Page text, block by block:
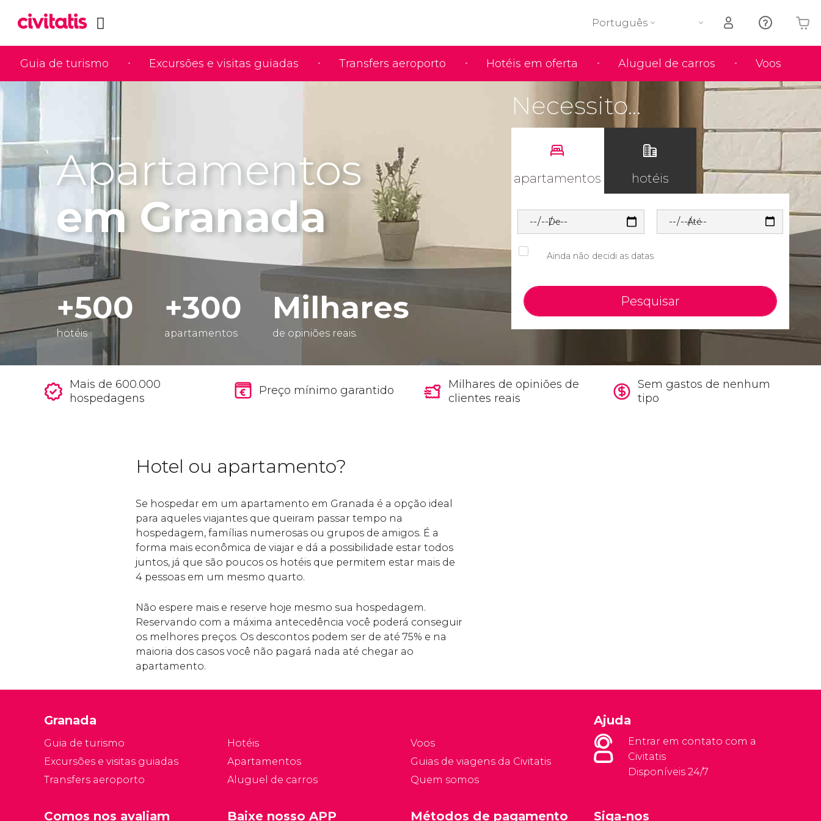
Guia de turismo Excursões e visitas guiadas Transfers aeroporto Hotéis em oferta Aluguel de carros Voos
Português
O seu carrinho está vazio
Apartamentos
em Granada
+500
hotéis
+300
apartamentos
Milhares
de opiniões reais.
Necessito...
apartamentos hotéis
De Até
Ainda não decidi as datas
Pesquisar
Mais de 600.000
hospedagens
Preço mínimo garantido
Milhares de opiniões de
clientes reais
Sem gastos de nenhum
tipo
Hotel ou apartamento?
Se hospedar em um apartamento em Granada é a opção ideal
para aqueles viajantes que queiram passar tempo na
hospedagem, famílias numerosas ou grupos de amigos. É a
forma mais econômica de viajar e dá a possibilidade estar todos
juntos, já que são poucos os hotéis que permitem estar mais de
4 pessoas em um mesmo quarto.
Não espere mais e reserve hoje mesmo sua hospedagem.
Reservando com a máxima antecedência você poderá conseguir
os melhores preços. Os descontos podem ser de até 75% e na
maioria dos casos você não pagará nada até chegar ao
apartamento.
Granada
Guia de turismo
Excursões e visitas guiadas
Transfers aeroporto
Hotéis
Apartamentos
Aluguel de carros
Voos
Guias de viagens da Civitatis
Quem somos
Ajuda
Entrar em contato com a
Civitatis
Disponíveis 24/7
Comos nos avaliam Siga-nos
Baixe nosso APP Métodos de pagamento